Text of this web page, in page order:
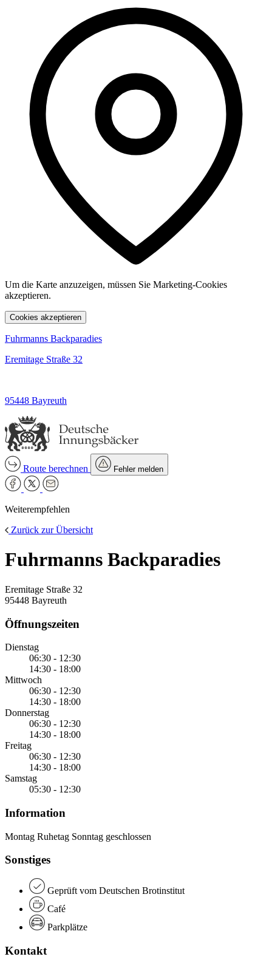
Um die Karte anzuzeigen, müssen Sie Marketing-Cookies
akzeptieren.
Cookies akzeptieren
Fuhrmanns Backparadies
Eremitage Straße 32
95448 Bayreuth
Route berechnen Fehler melden
Weiterempfehlen
Zurück zur Übersicht
Fuhrmanns Backparadies
Eremitage Straße 32
95448 Bayreuth
Öffnungszeiten
Dienstag
06:30 - 12:30
14:30 - 18:00
Mittwoch
06:30 - 12:30
14:30 - 18:00
Donnerstag
06:30 - 12:30
14:30 - 18:00
Freitag
06:30 - 12:30
14:30 - 18:00
Samstag
05:30 - 12:30
Information
Montag Ruhetag Sonntag geschlossen
Sonstiges
Geprüft vom Deutschen Brotinstitut
Café
Parkplätze
Kontakt